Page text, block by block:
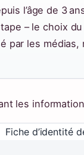
l’âge de 3
– le choix
par les
les
Fiche d’identité